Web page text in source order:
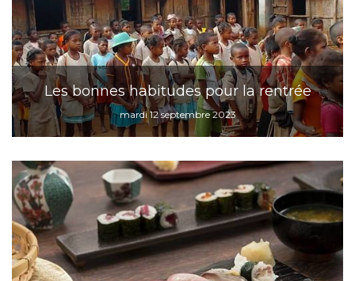
Les bonnes habitudes pour la rentrée
mardi 12 septembre 2023